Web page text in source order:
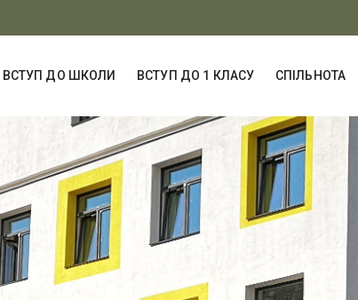
ВСТУП ДО ШКОЛИ ВСТУП ДО 1 КЛАСУ СПІЛЬНОТА